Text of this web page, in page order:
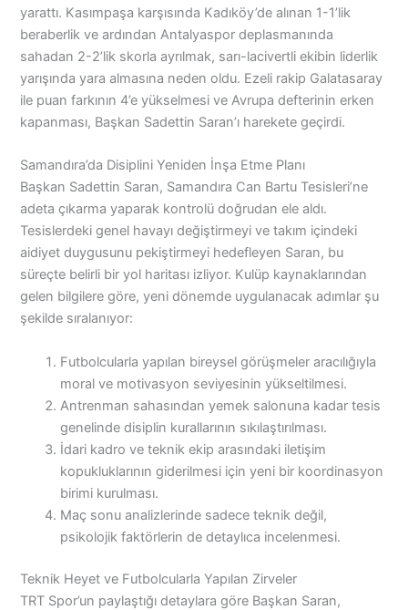
yarattı. Kasımpaşa karşısında Kadıköy’de alınan 1-1’lik
beraberlik ve ardından Antalyaspor deplasmanında
sahadan 2-2’lik skorla ayrılmak, sarı-lacivertli ekibin liderlik
yarışında yara almasına neden oldu. Ezeli rakip Galatasaray
ile puan farkının 4’e yükselmesi ve Avrupa defterinin erken
kapanması, Başkan Sadettin Saran’ı harekete geçirdi.
Samandıra’da Disiplini Yeniden İnşa Etme Planı
Başkan Sadettin Saran, Samandıra Can Bartu Tesisleri’ne
adeta çıkarma yaparak kontrolü doğrudan ele aldı.
Tesislerdeki genel havayı değiştirmeyi ve takım içindeki
aidiyet duygusunu pekiştirmeyi hedefleyen Saran, bu
süreçte belirli bir yol haritası izliyor. Kulüp kaynaklarından
gelen bilgilere göre, yeni dönemde uygulanacak adımlar şu
şekilde sıralanıyor:
Futbolcularla yapılan bireysel görüşmeler aracılığıyla
moral ve motivasyon seviyesinin yükseltilmesi.
Antrenman sahasından yemek salonuna kadar tesis
genelinde disiplin kurallarının sıkılaştırılması.
İdari kadro ve teknik ekip arasındaki iletişim
kopukluklarının giderilmesi için yeni bir koordinasyon
birimi kurulması.
Maç sonu analizlerinde sadece teknik değil,
psikolojik faktörlerin de detaylıca incelenmesi.
Teknik Heyet ve Futbolcularla Yapılan Zirveler
TRT Spor’un paylaştığı detaylara göre Başkan Saran,